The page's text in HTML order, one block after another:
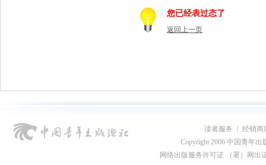
您已经表过态了
返回上一页
读者服务
经销商
Copyright 2006 中国青年出
网络出版服务许可证 （署）网出